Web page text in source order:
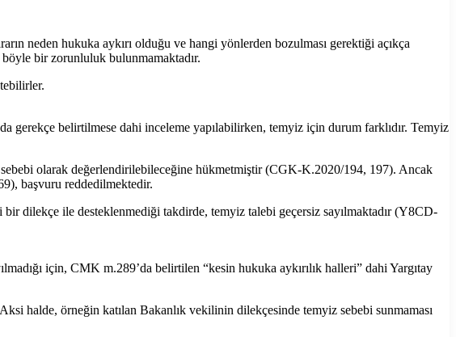
neden hukuka aykırı olduğu ve hangi yönlerden bozulması gerektiği açıkça
bir zorunluluk bulunmamaktadır.
gerekçe belirtilmese dahi inceleme yapılabilirken, temyiz için durum farklıdır. Temyiz
olarak değerlendirilebileceğine hükmetmiştir (CGK-K.2020/194, 197). Ancak
başvuru reddedilmektedir.
dilekçe ile desteklenmediği takdirde, temyiz talebi geçersiz sayılmaktadır (Y8CD-
için, CMK m.289’da belirtilen “kesin hukuka aykırılık halleri” dahi Yargıtay
halde, örneğin katılan Bakanlık vekilinin dilekçesinde temyiz sebebi sunmaması